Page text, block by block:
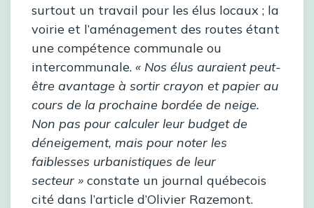
surtout un travail pour les élus locaux ; la
voirie et l’aménagement des routes étant
une compétence communale ou
intercommunale. « Nos élus auraient peut-
être avantage à sortir crayon et papier au
cours de la prochaine bordée de neige.
Non pas pour calculer leur budget de
déneigement, mais pour noter les
faiblesses urbanistiques de leur
secteur » constate un journal québecois
cité dans l’article d’Olivier Razemont.